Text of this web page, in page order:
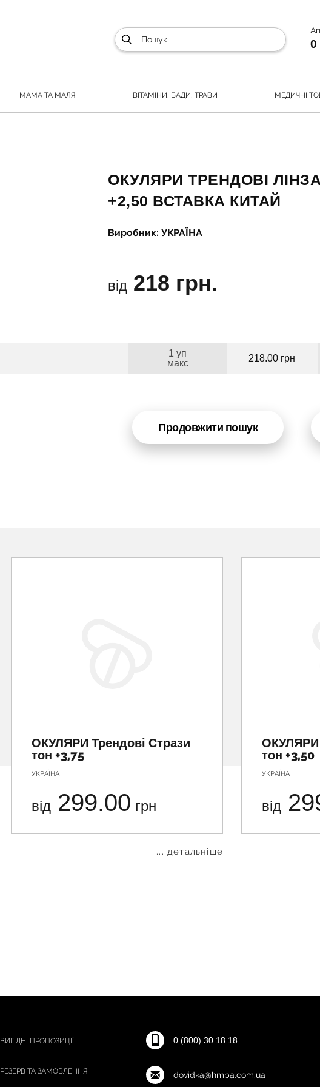
0
МАМА ТА МАЛЯ ВІТАМІНИ, БАДИ, ТРАВИ МЕДИЧНІ
ОКУЛЯРИ ТРЕНДОВІ
+2,50 ВСТАВКА КИТАЙ
Виробник: УКРАЇНА
від 218 грн.
1 уп
макс
218.00 грн
Продовжити пошук
ОКУЛЯРИ Трендові Стрази
тон +3,75
УКРАЇНА
від 299.00 грн
... детальніше
ОКУЛЯРИ
тон +3,50
УКРАЇНА
від
ВИГІДНІ ПРОПОЗИЦІЇ
РЕЗЕРВ ТА ЗАМОВЛЕННЯ
0 (800) 30 18 18
dovidka@hmpa.com.ua